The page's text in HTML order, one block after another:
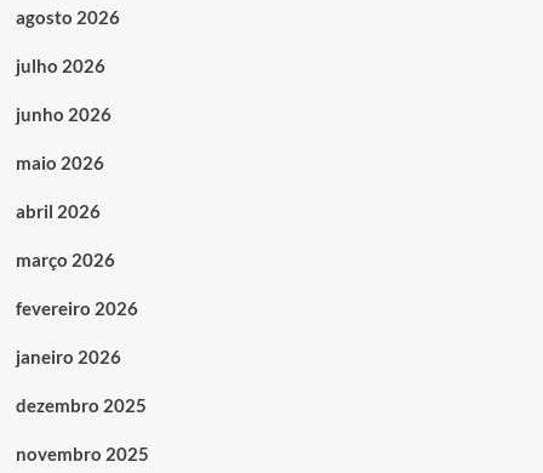
agosto 2026
julho 2026
junho 2026
maio 2026
abril 2026
março 2026
fevereiro 2026
janeiro 2026
dezembro 2025
novembro 2025